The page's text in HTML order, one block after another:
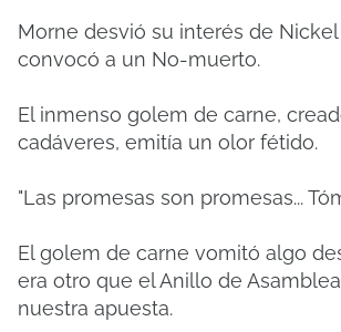
Morne desvió su interés de
convocó a un No-muerto.
El inmenso golem de carne,
cadáveres, emitía un olor fétido.
"Las promesas son promesas...
El golem de carne vomitó algo
era otro que el Anillo de
nuestra apuesta.